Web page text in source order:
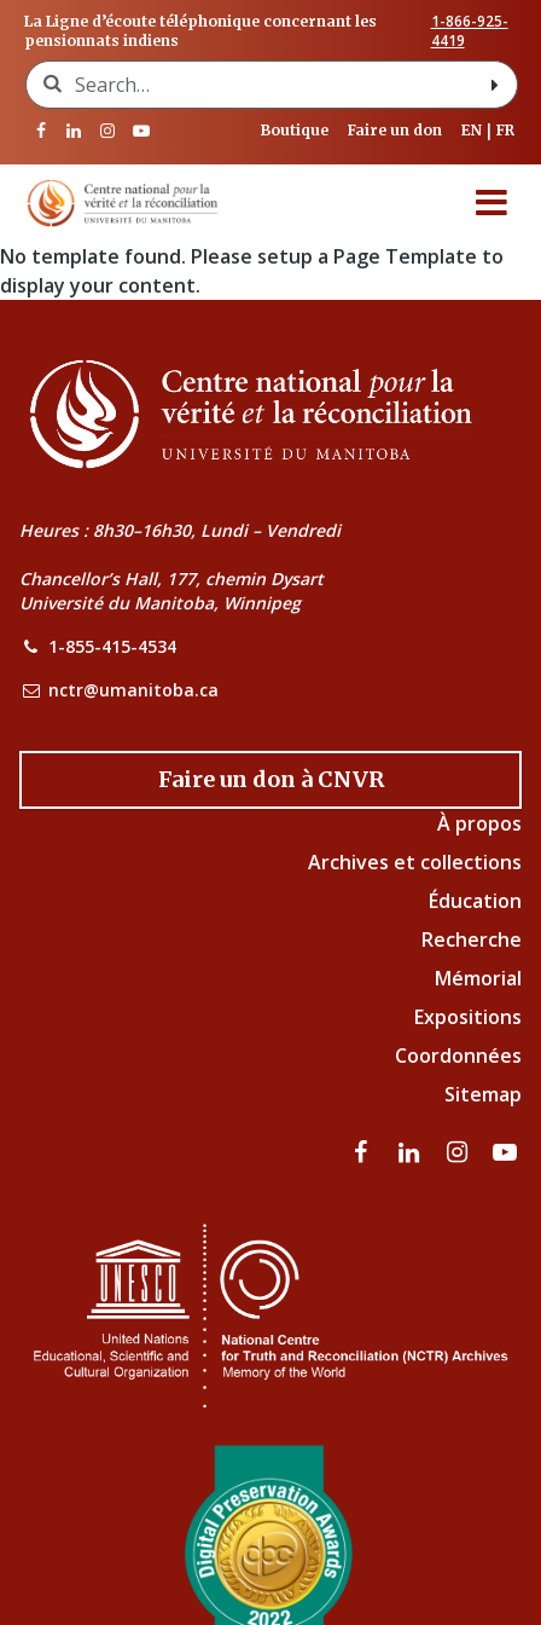
La Ligne d’écoute téléphonique concernant les
pensionnats indiens
1-866-925-
4419
Search for:
Boutique Faire un don EN FR
No template found. Please setup a Page Template to
display your content.
Heures : 8h30–16h30, Lundi – Vendredi
Chancellor’s Hall, 177, chemin Dysart
Université du Manitoba, Winnipeg
1-855-415-4534
nctr@umanitoba.ca
Faire un don à CNVR
À propos
Archives et collections
Éducation
Recherche
Mémorial
Expositions
Coordonnées
Sitemap